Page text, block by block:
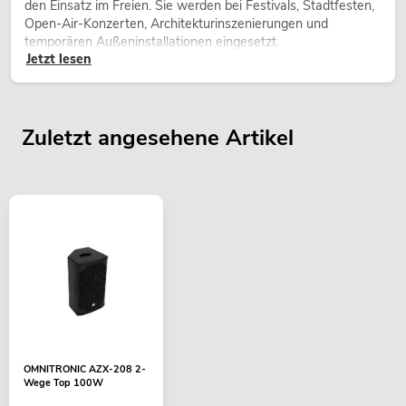
den Einsatz im Freien. Sie werden bei Festivals, Stadtfesten,
Open-Air-Konzerten, Architekturinszenierungen und
temporären Außeninstallationen eingesetzt.
Jetzt lesen
Zuletzt angesehene Artikel
OMNITRONIC AZX-208 2-
Wege Top 100W